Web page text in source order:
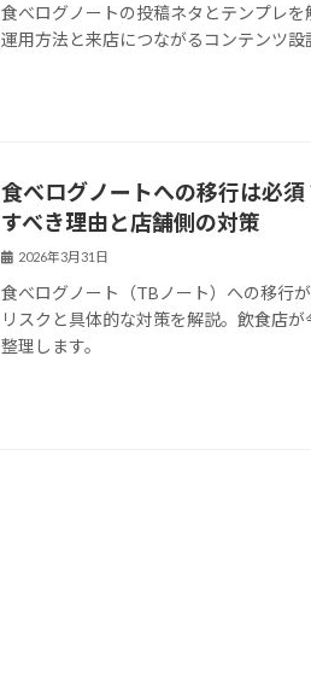
食べログノートの投稿ネタとテンプレ
運用方法と来店につながるコンテンツ設
食べログノートへの移行は必
すべき理由と店舗側の対策
2026年3月31日
食べログノート（TBノート）への移行
リスクと具体的な対策を解説。飲食店
整理します。